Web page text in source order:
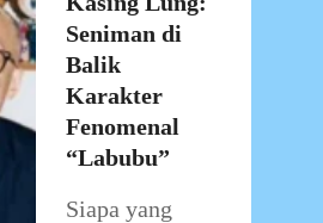
2025Seniman di
Balik
Karakter
Fenomenal
“Labubu”
Siapa yang